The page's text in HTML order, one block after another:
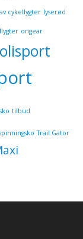
cykellygter lyserød
ongear
tilbud
Trail Gator